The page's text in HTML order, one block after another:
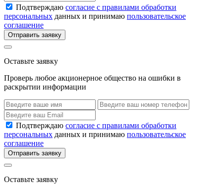
Подтверждаю согласие с правилами обработки
персональных данных и принимаю пользовательское
соглашение
Отправить заявку
Оставьте заявку
Проверь любое акционерное общество на ошибки в
раскрытии информации
Подтверждаю согласие с правилами обработки
персональных данных и принимаю пользовательское
соглашение
Отправить заявку
Оставьте заявку